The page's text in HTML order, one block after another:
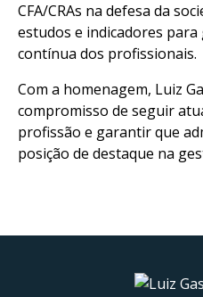
CFA/CRAs na defesa da
estudos e indicadores
contínua dos profissionais.
Com a homenagem, Luiz
compromisso de seguir
profissão e garantir que
posição de destaque na